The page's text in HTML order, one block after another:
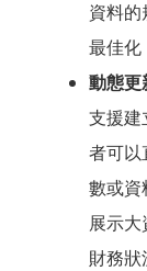
資料
最佳化
動態更
支援建
者可以
數或資
展示
財務狀